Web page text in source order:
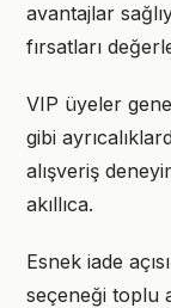
avantajlar
fırsatları
VIP üyeler
gibi
alışveriş
akıllıca.
Esnek iade
seçeneği toplu